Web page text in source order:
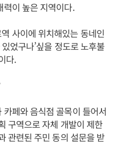
이 높은 지역이다.
사이에 위치해있는 동네인
었구나’싶을 정도로 노후불
다.
페와 음식점 골목이 들어서
구역으로 자체 개발이 제한
관련된 주민 동의 설문을 받